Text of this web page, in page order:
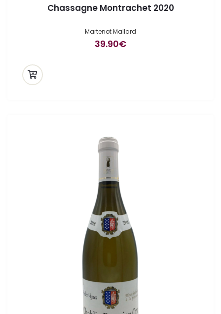
Chassagne Montrachet 2020
Martenot Mallard
39.90€